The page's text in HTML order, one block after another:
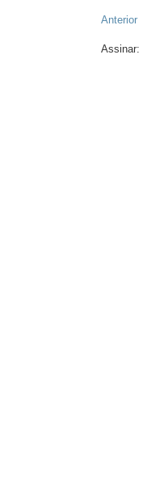
Anterior
Assinar: